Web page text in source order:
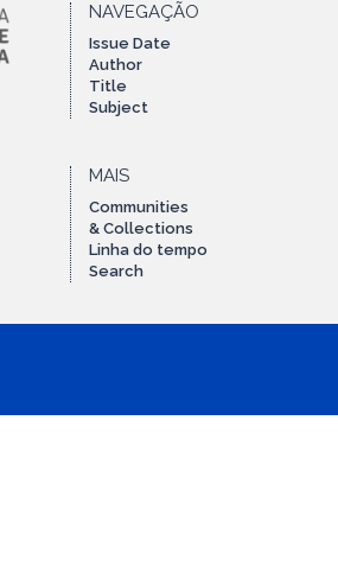
NAVEGAÇÃO
Issue Date
Author
Title
Subject
MAIS
Communities
& Collections
Linha do tempo
Search